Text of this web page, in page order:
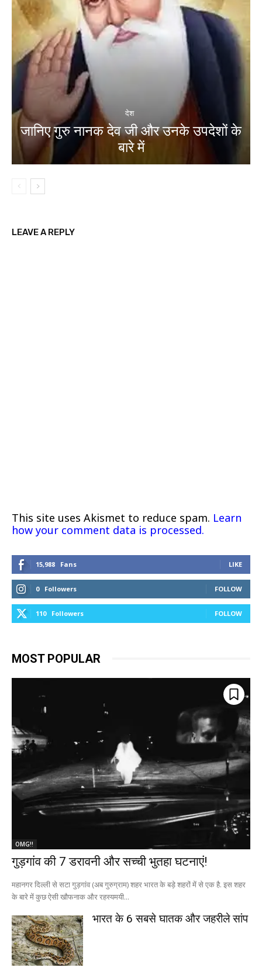
देश
जानिए गुरु नानक देव जी और उनके उपदेशों के
बारे में
LEAVE A REPLY
This site uses Akismet to reduce spam. Learn
how your comment data is processed.
15,988 Fans LIKE
0 Followers FOLLOW
110 Followers FOLLOW
MOST POPULAR
OMG!!
गुड़गांव की 7 डरावनी और सच्ची भुतहा घटनाएं!
महानगर दिल्ली से सटा गुड़गांव (अब गुरुग्राम) शहर भारत के बड़े शहरों में से एक है. इस शहर
के बारे में कुछ ऐसी खौफनाक और रहस्यमयी...
भारत के 6 सबसे घातक और जहरीले सांप